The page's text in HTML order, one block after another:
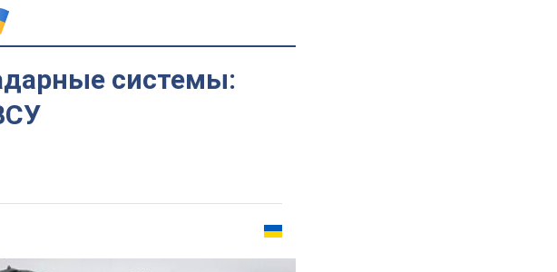
системы: